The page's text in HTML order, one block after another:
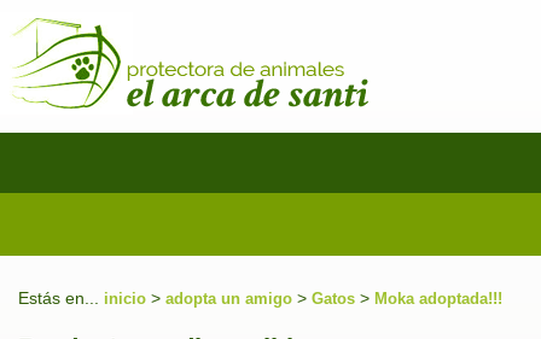
Estás en... inicio > adopta un amigo > Gatos > Moka adoptada!!!